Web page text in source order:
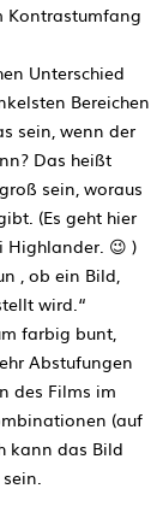
Kontrastumfang
Unterschied
Bereichen
sein, wenn der
Das heißt
sein, woraus
(Es geht hier
Highlander. 😉 )
, ob ein Bild,
wird.“
farbig bunt,
Abstufungen
des Films im
(auf
kann das Bild